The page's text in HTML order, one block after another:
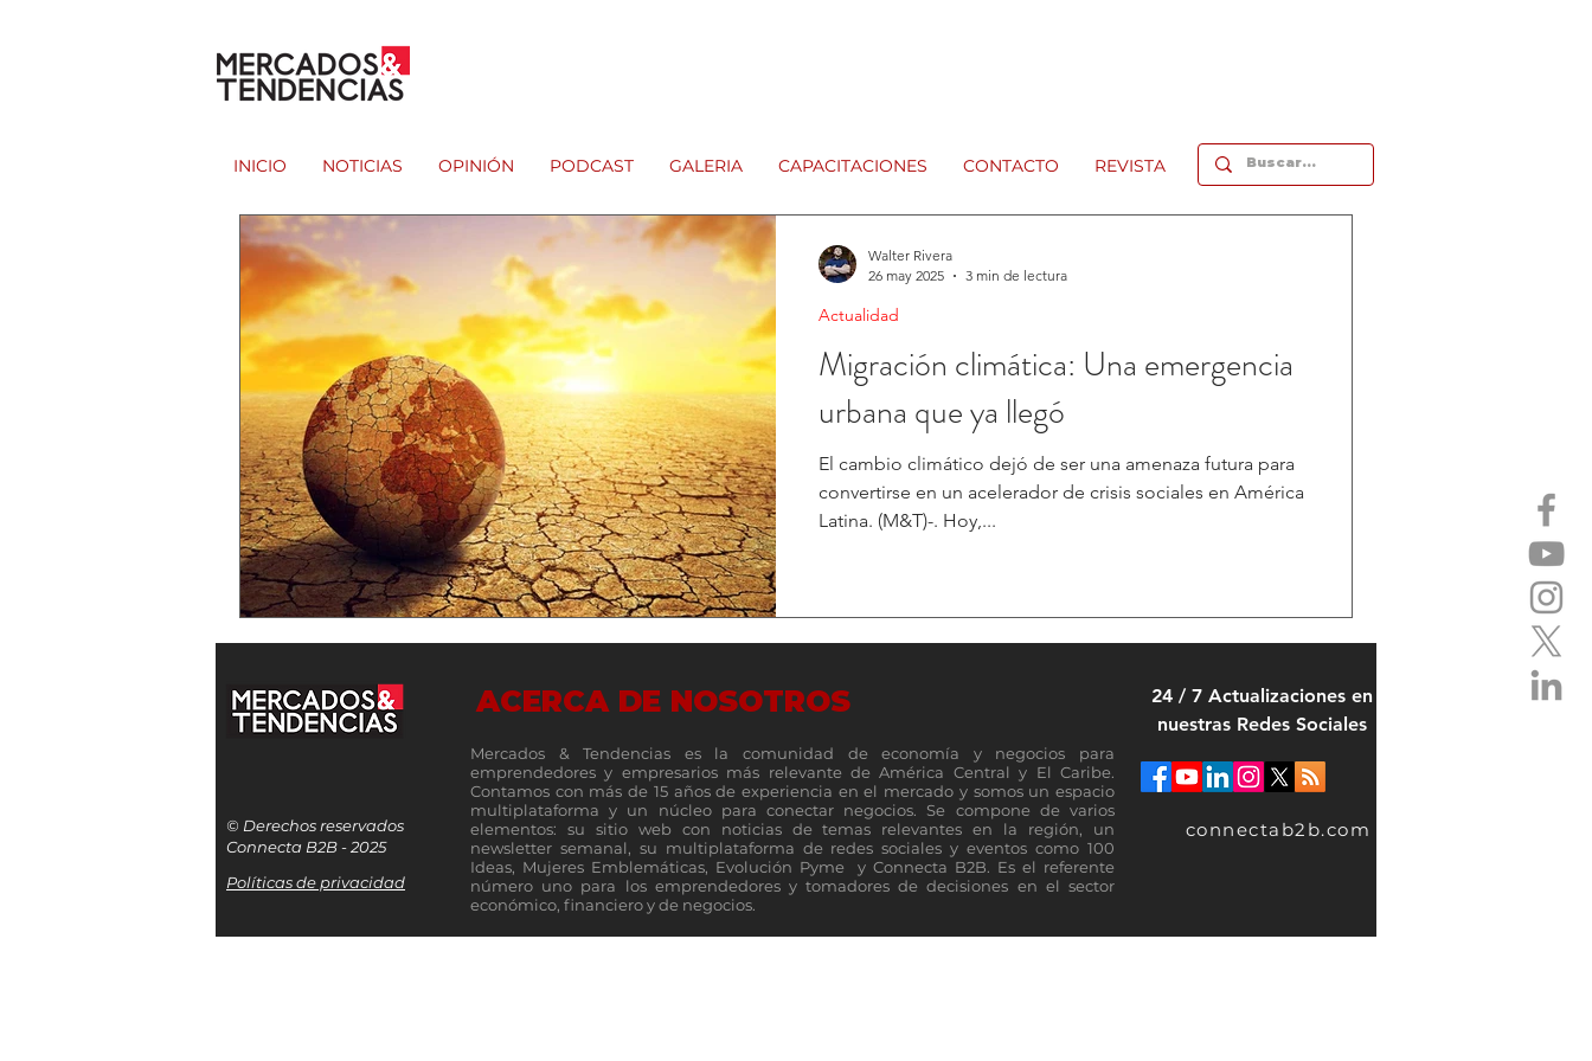
INICIO NOTICIAS OPINIÓN PODCAST GALERIA CAPACITACIONES CONTACTO REVISTA
Migración climática: Una emergencia
urbana que ya llegó
El cambio climático dejó de ser una amenaza futura para
convertirse en un acelerador de crisis sociales en América
Latina. (M&T)-. Hoy,...
Actualidad
Walter Rivera
26 may 2025
3 min de lectura
© Derechos reservados
Connecta B2B - 2025
Políticas de privacidad
ACERCA DE NOSOTROS
Mercados & Tendencias es la comunidad de economía y negocios para
emprendedores y empresarios más relevante de América Central y El Caribe.
Contamos con más de 15 años de experiencia en el mercado y somos un espacio
multiplataforma y un núcleo para conectar negocios. Se compone de varios
elementos: su sitio web con noticias de temas relevantes en la región, un
newsletter semanal, su multiplataforma de redes sociales y eventos como 100
Ideas, Mujeres Emblemáticas, Evolución Pyme y Connecta B2B. Es el referente
número uno para los emprendedores y tomadores de decisiones en el sector
económico, financiero y de negocios.
24 / 7 Actualizaciones en
nuestras Redes Sociales
connectab2b.com